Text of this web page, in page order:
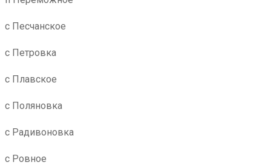
с Песчанское
с Петровка
с Плавское
с Поляновка
с Радивоновка
с Ровное